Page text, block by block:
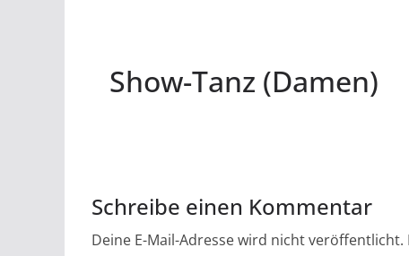
Show-Tanz (Damen)
Schreibe einen Kommentar
Deine E-Mail-Adresse wird nicht veröffentlicht.